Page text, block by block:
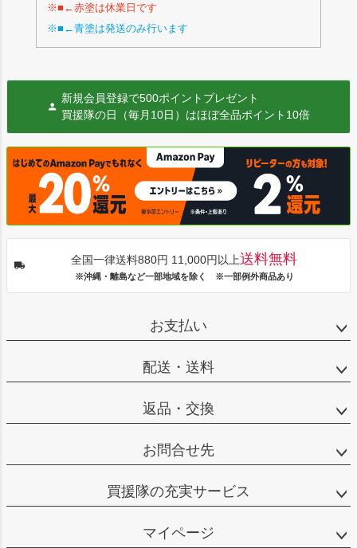
※■←赤塗は休業日です
※■←青塗は発送のみ行います
新規会員登録で500ポイントプレゼント
買援隊の日（毎月10日）はほぼ全品ポイント10倍
全国一律送料880円 11,000円以上送料無料
※沖縄・離島など一部地域を除く ※一部例外商品あり
お支払い
配送・送料
返品・交換
お問合せ先
買援隊の充実サービス
マイページ